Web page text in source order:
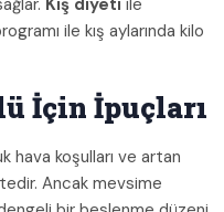
Kış diyeti ile
ile kış aylarında kilo
İçin İpuçları
hava koşulları ve artan
Ancak mevsime